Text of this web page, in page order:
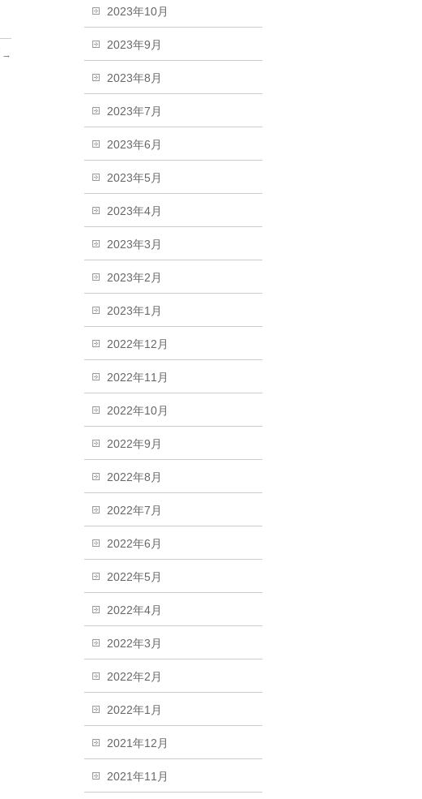
→
2023年10月
2023年9月
2023年8月
2023年7月
2023年6月
2023年5月
2023年4月
2023年3月
2023年2月
2023年1月
2022年12月
2022年11月
2022年10月
2022年9月
2022年8月
2022年7月
2022年6月
2022年5月
2022年4月
2022年3月
2022年2月
2022年1月
2021年12月
2021年11月